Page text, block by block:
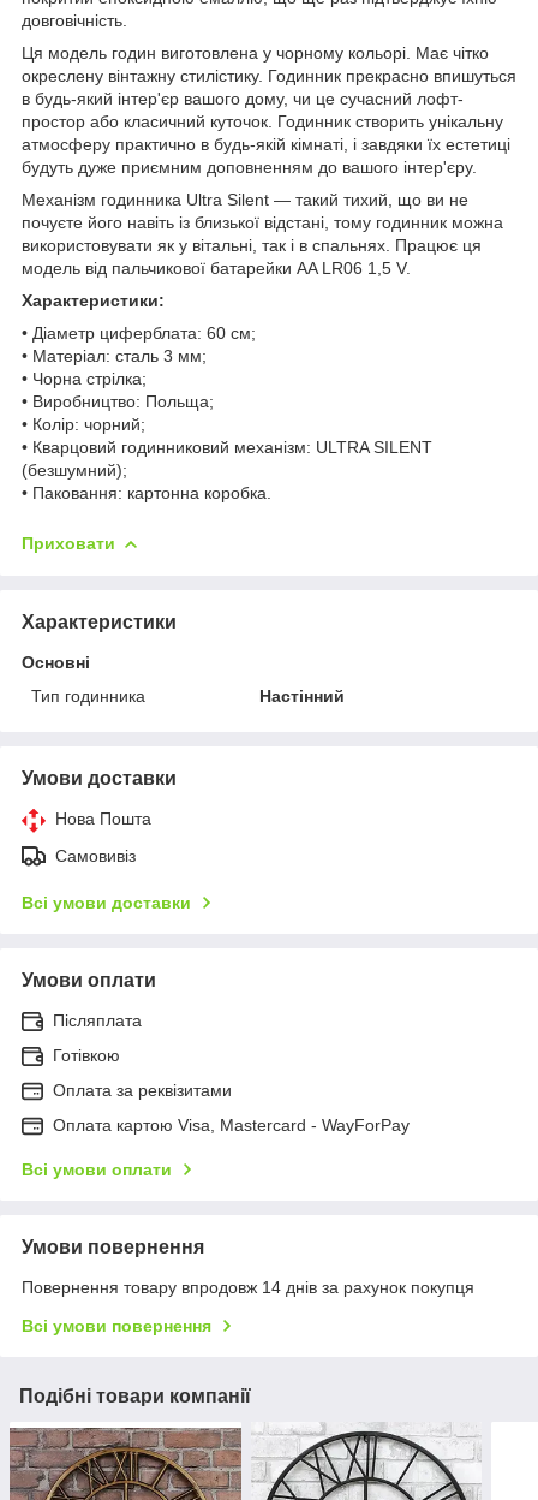
довговічність.
Ця модель годин виготовлена у чорному кольорі. Має чітко
окреслену вінтажну стилістику. Годинник прекрасно впишуться
в будь-який інтер'єр вашого дому, чи це сучасний лофт-
простор або класичний куточок. Годинник створить унікальну
атмосферу практично в будь-якій кімнаті, і завдяки їх естетиці
будуть дуже приємним доповненням до вашого інтер'єру.
Механізм годинника Ultra Silent — такий тихий, що ви не
почуєте його навіть із близької відстані, тому годинник можна
використовувати як у вітальні, так і в спальнях. Працює ця
модель від пальчикової батарейки AA LR06 1,5 V.
Характеристики:
• Діаметр циферблата: 60 cм;
• Матеріал: сталь 3 мм;
• Чорна стрілка;
• Виробництво: Польща;
• Колір: чорний;
• Кварцовий годинниковий механізм: ULTRA SILENT
(безшумний);
• Паковання: картонна коробка.
Приховати
Характеристики
Основні
Тип годинника
Настінний
Умови доставки
Нова Пошта
Самовивіз
Всі умови доставки
Умови оплати
Післяплата
Готівкою
Оплата за реквізитами
Оплата картою Visa, Mastercard - WayForPay
Всі умови оплати
Умови повернення
Повернення товару впродовж 14 днів за рахунок покупця
Всі умови повернення
Подібні товари компанії